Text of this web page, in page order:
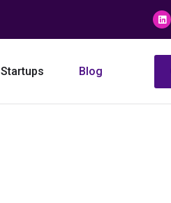
Startups Blog